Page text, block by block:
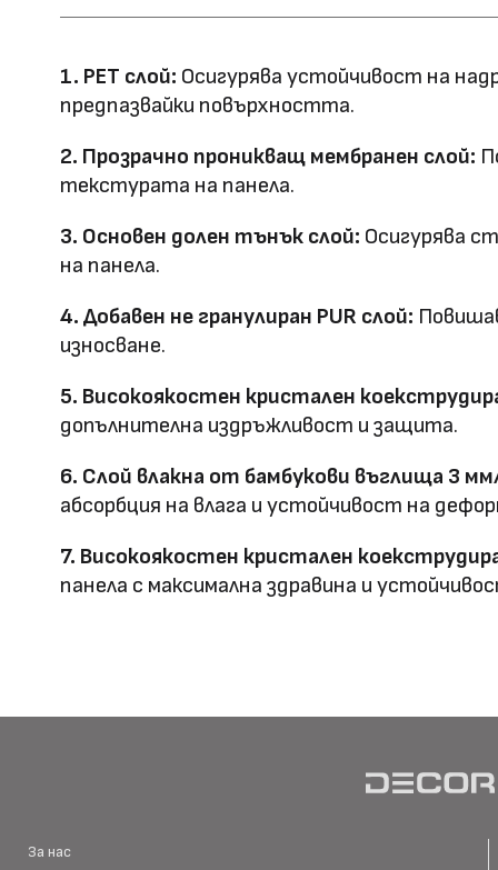
Дебелина: 5/8
технология
Матова PETG
Оценка за
ефективност
Клас на горимост
Предимства водоустойчив &
снаждане
Фрезовано снаждане /
профил
HD Принтирани
Материал \\
1. PET слой: Осигурява устойчивост на
предпазвайки повърхността.
2. Прозрачно проникващ мембранен слой:
текстурата на панела.
3. Основен долен тънък слой: Осигурява
на панела.
4. Добавен не гранулиран PUR слой:
износване.
5. Високоякостен кристален
допълнителна издръжливост и защита.
6. Слой влакна от бамбукови въглища 3
абсорбция на влага и устойчивост на
7. Високоякостен кристален
панела с максимална здравина и
За нас